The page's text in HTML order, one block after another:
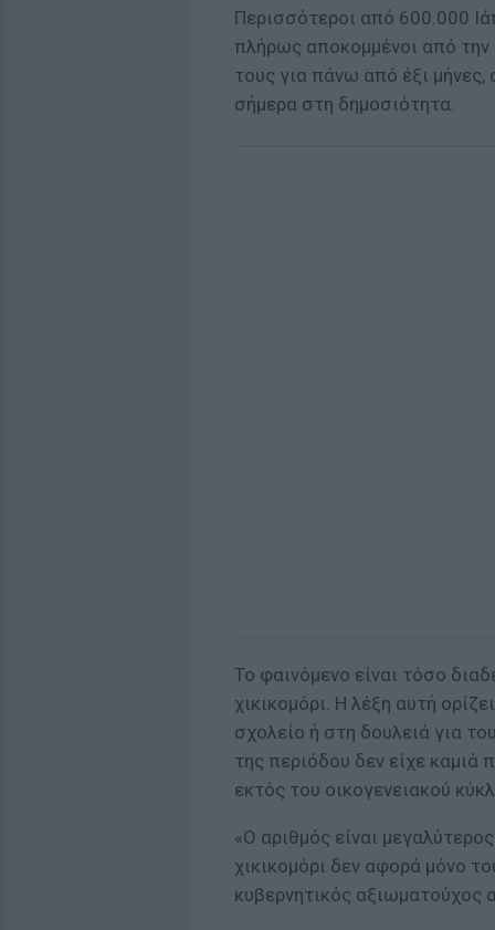
Περισσότεροι από 600.000
πλήρως αποκομμένοι από την
τους για πάνω από έξι
σήμερα στη δημοσιότητα.
Το φαινόμενο είναι τόσο
χικικομόρι. Η λέξη αυτή
σχολείο ή στη δουλειά για
της περιόδου δεν είχε καμιά
εκτός του οικογενειακού
«Ο αριθμός είναι
χικικομόρι δεν αφορά μόνο
κυβερνητικός αξιωματούχος